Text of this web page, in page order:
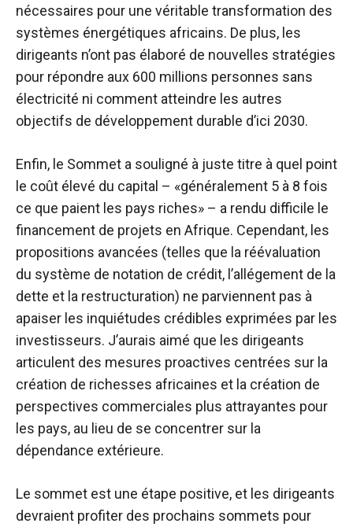
nécessaires pour une véritable transformation des
systèmes énergétiques africains. De plus, les
dirigeants n’ont pas élaboré de nouvelles stratégies
pour répondre aux 600 millions personnes sans
électricité ni comment atteindre les autres
objectifs de développement durable d’ici 2030.
Enfin, le Sommet a souligné à juste titre à quel point
le coût élevé du capital – «généralement 5 à 8 fois
ce que paient les pays riches» – a rendu difficile le
financement de projets en Afrique. Cependant, les
propositions avancées (telles que la réévaluation
du système de notation de crédit, l’allégement de la
dette et la restructuration) ne parviennent pas à
apaiser les inquiétudes crédibles exprimées par les
investisseurs. J’aurais aimé que les dirigeants
articulent des mesures proactives centrées sur la
création de richesses africaines et la création de
perspectives commerciales plus attrayantes pour
les pays, au lieu de se concentrer sur la
dépendance extérieure.
Le sommet est une étape positive, et les dirigeants
devraient profiter des prochains sommets pour